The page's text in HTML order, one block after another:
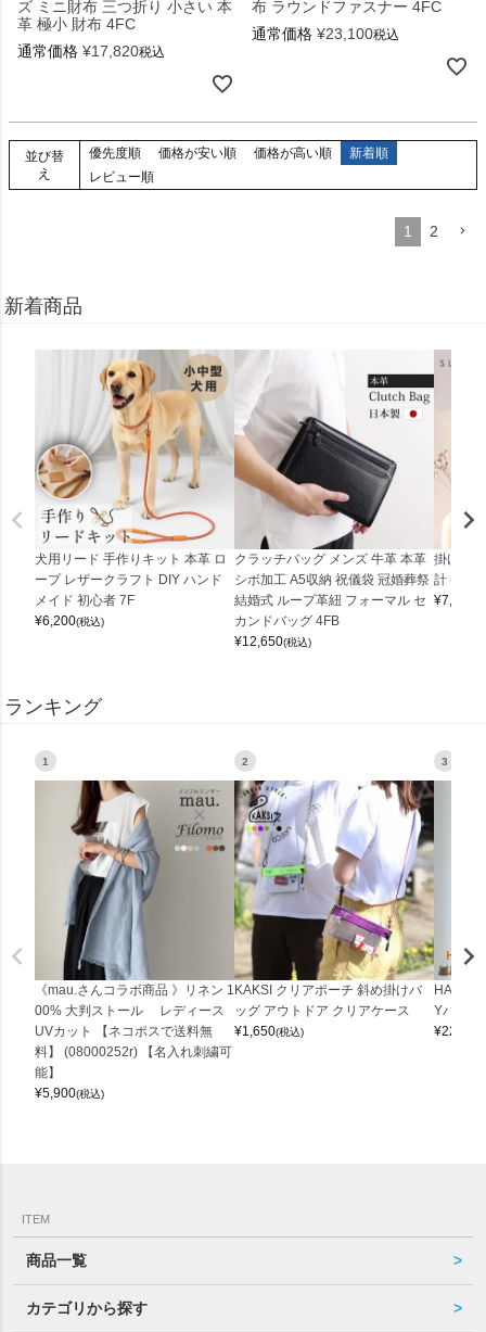
ズ ミニ財布 三つ折り 小さい 本
革 極小 財布 4FC
通常価格 ¥17,820税込
布 ラウンドファスナー 4FC
通常価格 ¥23,100税込
並び替
え
優先度順 価格が安い順 価格が高い順
新着順
レビュー順
1 2
新着商品
犬用リード 手作りキット 本革 ロ
ープ レザークラフト DIY ハンド
メイド 初心者 7F
¥6,200(税込)
クラッチバッグ メンズ 牛革 本革
シボ加工 A5収納 祝儀袋 冠婚葬祭
結婚式 ループ革紐 フォーマル セ
カンドバッグ 4FB
¥12,650(税込)
掛け時
計
¥7,150
ランキング
1
《mau.さんコラボ商品 》リネン 1
00% 大判ストール レディース
UVカット 【ネコポスで送料無
料】 (08000252r) 【名入れ刺繍可
能】
¥5,900(税込)
2
KAKSI クリアポーチ 斜め掛けバ
ッグ アウトドア クリアケース
¥1,650(税込)
3
Yバッグ
¥22,000
ITEM
商品一覧
カテゴリから探す